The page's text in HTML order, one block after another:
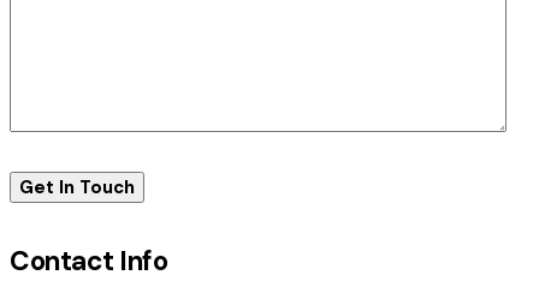
Contact Info